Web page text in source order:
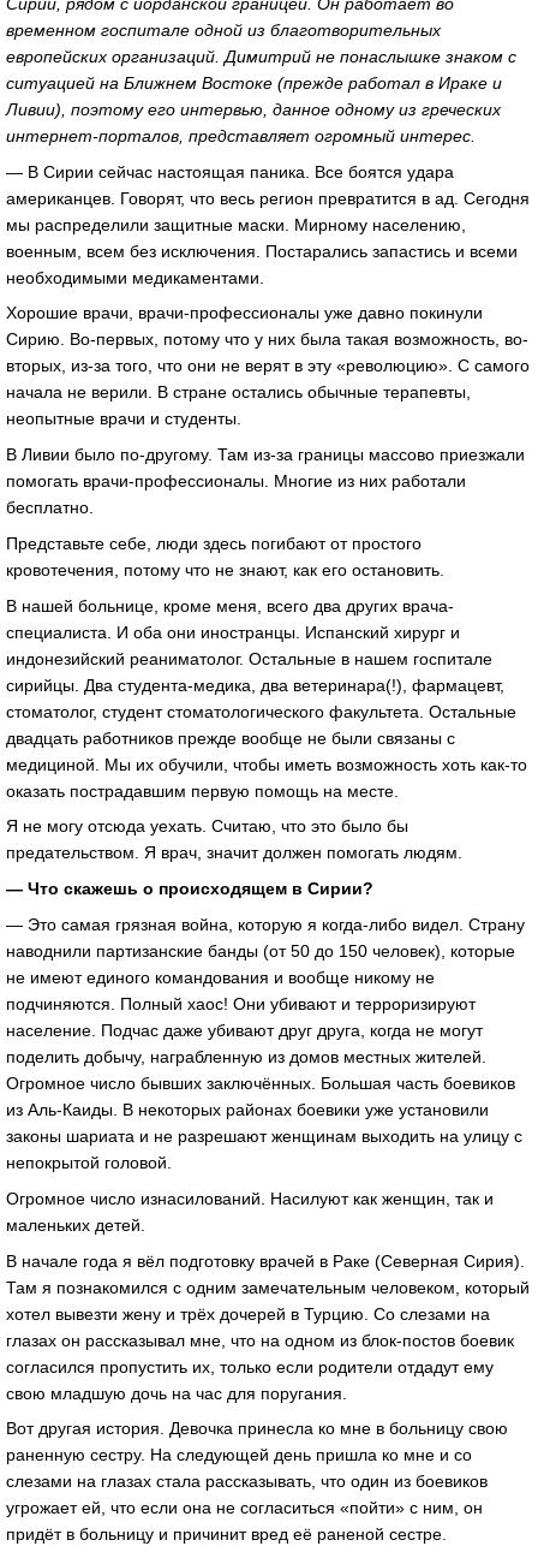
временном госпитале одной из благотворительных
европейских организаций. Димитрий не понаслышке знаком с
ситуацией на Ближнем Востоке (прежде работал в Ираке и
Ливии), поэтому его интервью, данное одному из греческих
интернет-порталов, представляет огромный интерес.
— В Сирии сейчас настоящая паника. Все боятся удара
американцев. Говорят, что весь регион превратится в ад. Сегодня
мы распределили защитные маски. Мирному населению,
военным, всем без исключения. Постарались запастись и всеми
необходимыми медикаментами.
Хорошие врачи, врачи-профессионалы уже давно покинули
Сирию. Во-первых, потому что у них была такая возможность, во-
вторых, из-за того, что они не верят в эту «революцию». С самого
начала не верили. В стране остались обычные терапевты,
неопытные врачи и студенты.
В Ливии было по-другому. Там из-за границы массово приезжали
помогать врачи-профессионалы. Многие из них работали
бесплатно.
Представьте себе, люди здесь погибают от простого
кровотечения, потому что не знают, как его остановить.
В нашей больнице, кроме меня, всего два других врача-
специалиста. И оба они иностранцы. Испанский хирург и
индонезийский реаниматолог. Остальные в нашем госпитале
сирийцы. Два студента-медика, два ветеринара(!), фармацевт,
стоматолог, студент стоматологического факультета. Остальные
двадцать работников прежде вообще не были связаны с
медициной. Мы их обучили, чтобы иметь возможность хоть как-то
оказать пострадавшим первую помощь на месте.
Я не могу отсюда уехать. Считаю, что это было бы
предательством. Я врач, значит должен помогать людям.
— Что скажешь о происходящем в Сирии?
— Это самая грязная война, которую я когда-либо видел. Страну
наводнили партизанские банды (от 50 до 150 человек), которые
не имеют единого командования и вообще никому не
подчиняются. Полный хаос! Они убивают и терроризируют
население. Подчас даже убивают друг друга, когда не могут
поделить добычу, награбленную из домов местных жителей.
Огромное число бывших заключённых. Большая часть боевиков
из Аль-Каиды. В некоторых районах боевики уже установили
законы шариата и не разрешают женщинам выходить на улицу с
непокрытой головой.
Огромное число изнасилований. Насилуют как женщин, так и
маленьких детей.
В начале года я вёл подготовку врачей в Раке (Северная Сирия).
Там я познакомился с одним замечательным человеком, который
хотел вывезти жену и трёх дочерей в Турцию. Со слезами на
глазах он рассказывал мне, что на одном из блок-постов боевик
согласился пропустить их, только если родители отдадут ему
свою младшую дочь на час для поругания.
Вот другая история. Девочка принесла ко мне в больницу свою
раненную сестру. На следующей день пришла ко мне и со
слезами на глазах стала рассказывать, что один из боевиков
угрожает ей, что если она не согласиться «пойти» с ним, он
придёт в больницу и причинит вред её раненой сестре.